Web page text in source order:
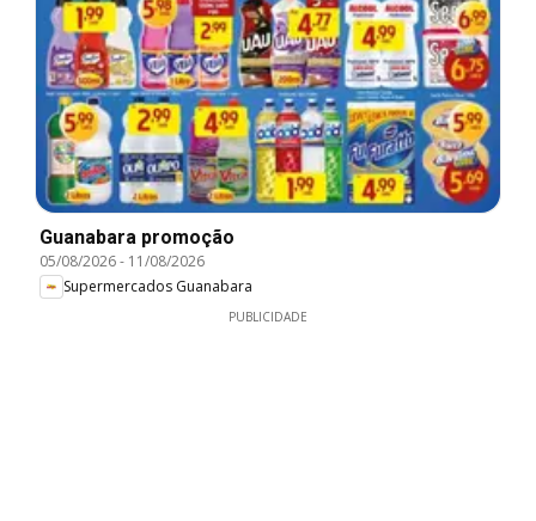
Guanabara promoção
05/08/2026- 11/08/2026
Supermercados Guanabara
PUBLICIDADE